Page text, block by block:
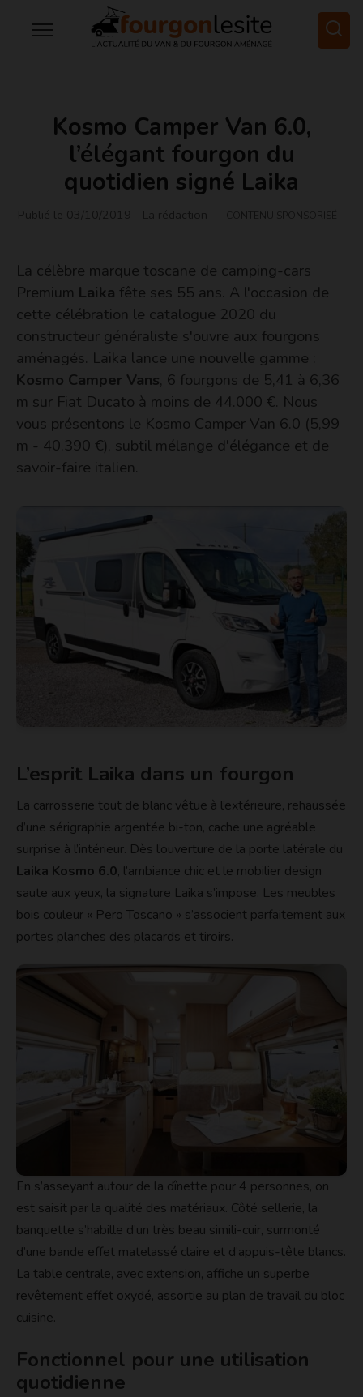
Kosmo Camper Van 6.0,
l’élégant fourgon du
quotidien signé Laika
La célèbre marque toscane de camping-cars
Premium Laika fête ses 55 ans. A l'occasion de
cette célébration le catalogue 2020 du
constructeur généraliste s'ouvre aux fourgons
aménagés. Laika lance une nouvelle gamme :
Kosmo Camper Vans , 6 fourgons de 5,41 à 6,36
m sur Fiat Ducato à moins de 44.000 €. Nous
vous présentons le Kosmo Camper Van 6.0 (5,99
m - 40.390 €), subtil mélange d'élégance et de
savoir-faire italien.
L’esprit Laika dans un fourgon
La carrosserie tout de blanc vêtue à l’extérieure, rehaussée
d’une sérigraphie argentée bi-ton, cache une agréable
surprise à l’intérieur. Dès l’ouverture de la porte latérale du
Laika Kosmo 6.0, l’ambiance chic et le mobilier design
saute aux yeux, la signature Laika s’impose. Les meubles
bois couleur « Pero Toscano » s’associent parfaitement aux
portes planches des placards et tiroirs.
En s’asseyant autour de la dînette pour 4 personnes, on
est saisit par la qualité des matériaux. Côté sellerie, la
banquette s’habille d’un très beau simili-cuir, surmonté
d’une bande effet matelassé claire et d’appuis-tête blancs.
La table centrale, avec extension, affiche un superbe
revêtement effet oxydé, assortie au plan de travail du bloc
cuisine.
Fonctionnel pour une utilisation
quotidienne